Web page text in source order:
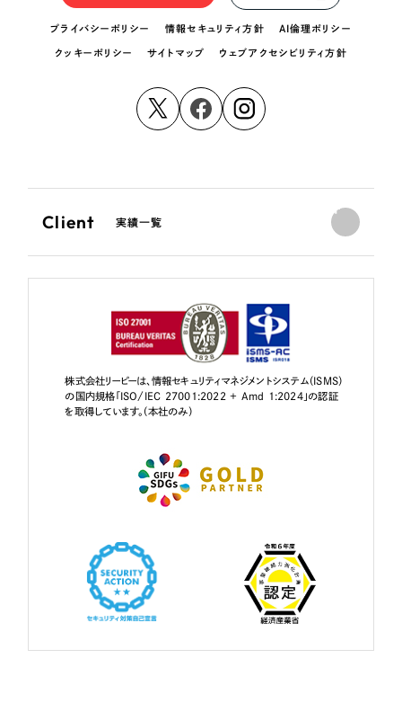
プライバシーポリシー 情報セキュリティ方針 AI倫理ポリシー
クッキーポリシー サイトマップ ウェブアクセシビリティ方針
Client 実績一覧
株式会社リーピーは、情報セキュリティマネジメントシステム（ISMS）
の国内規格「ISO/IEC 27001:2022 + Amd 1:2024」の認証
を取得しています。（本社のみ）